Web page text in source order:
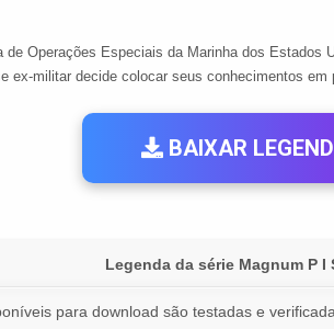
Operações Especiais da Marinha dos
ex-militar decide colocar seus conhecimentos
BAIXAR
Legenda da série Magnum P I
para download são testadas e